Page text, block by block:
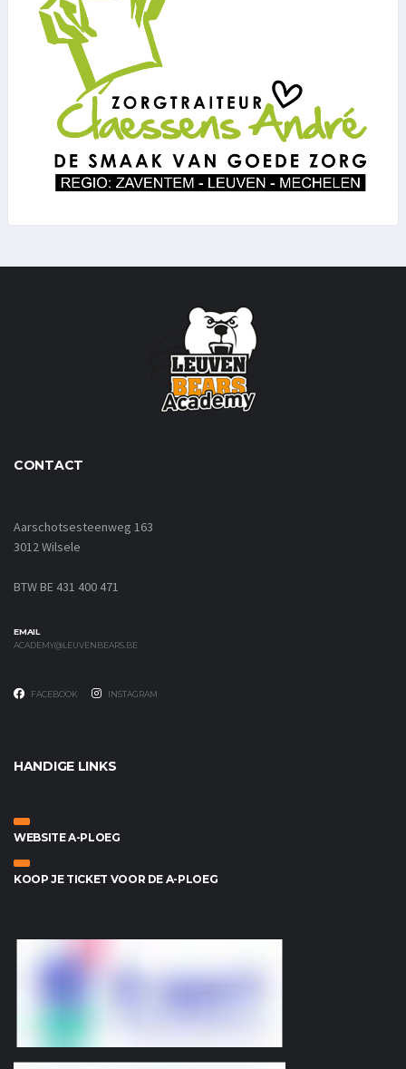
CONTACT
Aarschotsesteenweg 163
3012 Wilsele
BTW BE 431 400 471
EMAIL
ACADEMY@LEUVENBEARS.BE
FACEBOOK INSTAGRAM
HANDIGE LINKS
WEBSITE A-PLOEG
KOOP JE TICKET VOOR DE A-PLOEG